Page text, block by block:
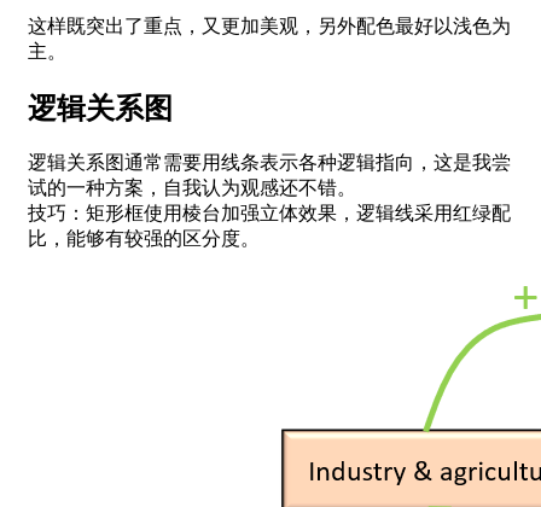
这样既突出了重点，又更加美观，另外配色最好以浅色为
主。
逻辑关系图
逻辑关系图通常需要用线条表示各种逻辑指向，这是我尝
试的一种方案，自我认为观感还不错。
技巧：矩形框使用棱台加强立体效果，逻辑线采用红绿配
比，能够有较强的区分度。